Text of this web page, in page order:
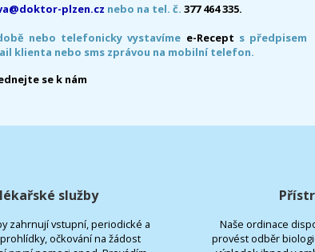
plzen.cz nebo na tel. č. 377 464 335.
nebo telefonicky vystavíme e-Recept s předpisem
klienta nebo sms zprávou na mobilní telefon.
se k nám
služby
zahrnují vstupní, periodické a
očkování na žádost
Naše ordinace
provést odběr